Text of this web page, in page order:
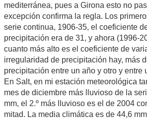
mediterránea, pues a Girona esto no
excepción confirma la regla. Los
serie continua, 1906-35, el coeficiente
precipitación era de 31, y ahora (1996-
cuanto más alto es el coeficiente de
irregularidad de precipitación hay, más
precipitación entre un año y otro y entre
En Salt, en mi estación meteorológica
mes de diciembre más lluvioso de la
mm, el 2.º más lluvioso es el de 2004
mitad. La media climática es de 44,6